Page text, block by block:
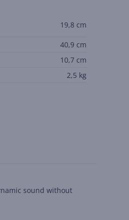
19,8 cm
40,9 cm
10,7 cm
2,5 kg
sound without